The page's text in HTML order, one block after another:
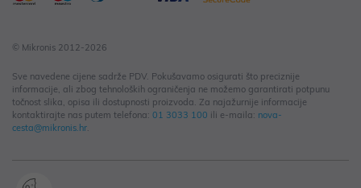
© Mikronis 2012-2026
Sve navedene cijene sadrže PDV. Pokušavamo osigurati što preciznije
informacije, ali zbog tehnoloških ograničenja ne možemo garantirati potpunu
točnost slika, opisa ili dostupnosti proizvoda. Za najažurnije informacije
kontaktirajte nas putem telefona: 01 3033 100 ili e-maila: nova-
cesta@mikronis.hr.